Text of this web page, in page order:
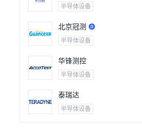
半导体设备
北京冠测
半导体设备
华锋测控
半导体设备
泰瑞达
半导体设备